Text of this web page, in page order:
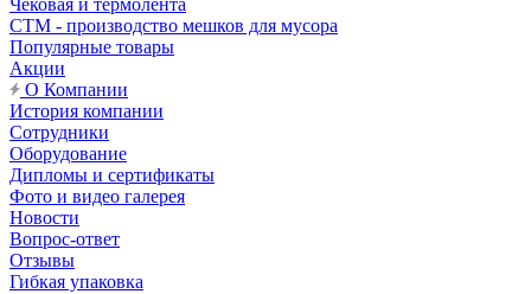
Чековая и термолента
СТМ - производство мешков для мусора
Популярные товары
Акции
О Компании
История компании
Сотрудники
Оборудование
Дипломы и сертификаты
Фото и видео галерея
Новости
Вопрос-ответ
Отзывы
Гибкая упаковка